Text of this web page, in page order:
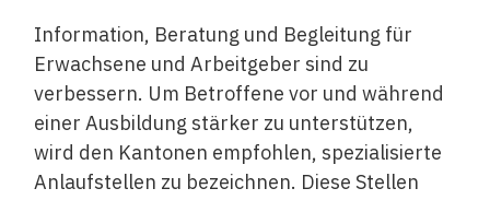
Information, Beratung und Begleitung für
Erwachsene und Arbeitgeber sind zu
verbessern. Um Betroffene vor und während
einer Ausbildung stärker zu unterstützen,
wird den Kantonen empfohlen, spezialisierte
Anlaufstellen zu bezeichnen. Diese Stellen